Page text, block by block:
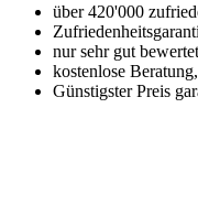
über 420'000
nur sehr gut
kostenlose
Günstigster Preis